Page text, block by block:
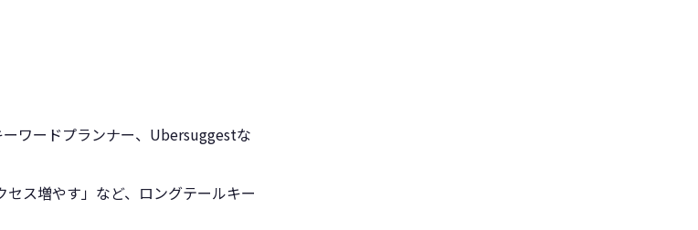
ワードプランナー、Ubersuggestな
セス増やす」など、ロングテールキー